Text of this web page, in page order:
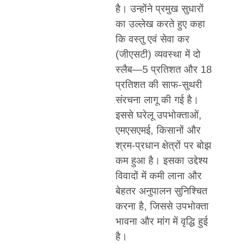
है। उन्होंने प्रमुख सुधारों
का उल्लेख करते हुए कहा
कि वस्तु एवं सेवा कर
(जीएसटी) व्यवस्था में दो
स्लैब—5 प्रतिशत और 18
प्रतिशत की साफ-सुथरी
संरचना लागू की गई है।
इससे घरेलू उपभोक्ताओं,
एमएसएमई, किसानों और
श्रम-प्रधान क्षेत्रों पर बोझ
कम हुआ है। इसका उद्देश्य
विवादों में कमी लाना और
बेहतर अनुपालन सुनिश्चित
करना है, जिससे उपभोक्ता
भावना और मांग में वृद्धि हुई
है।